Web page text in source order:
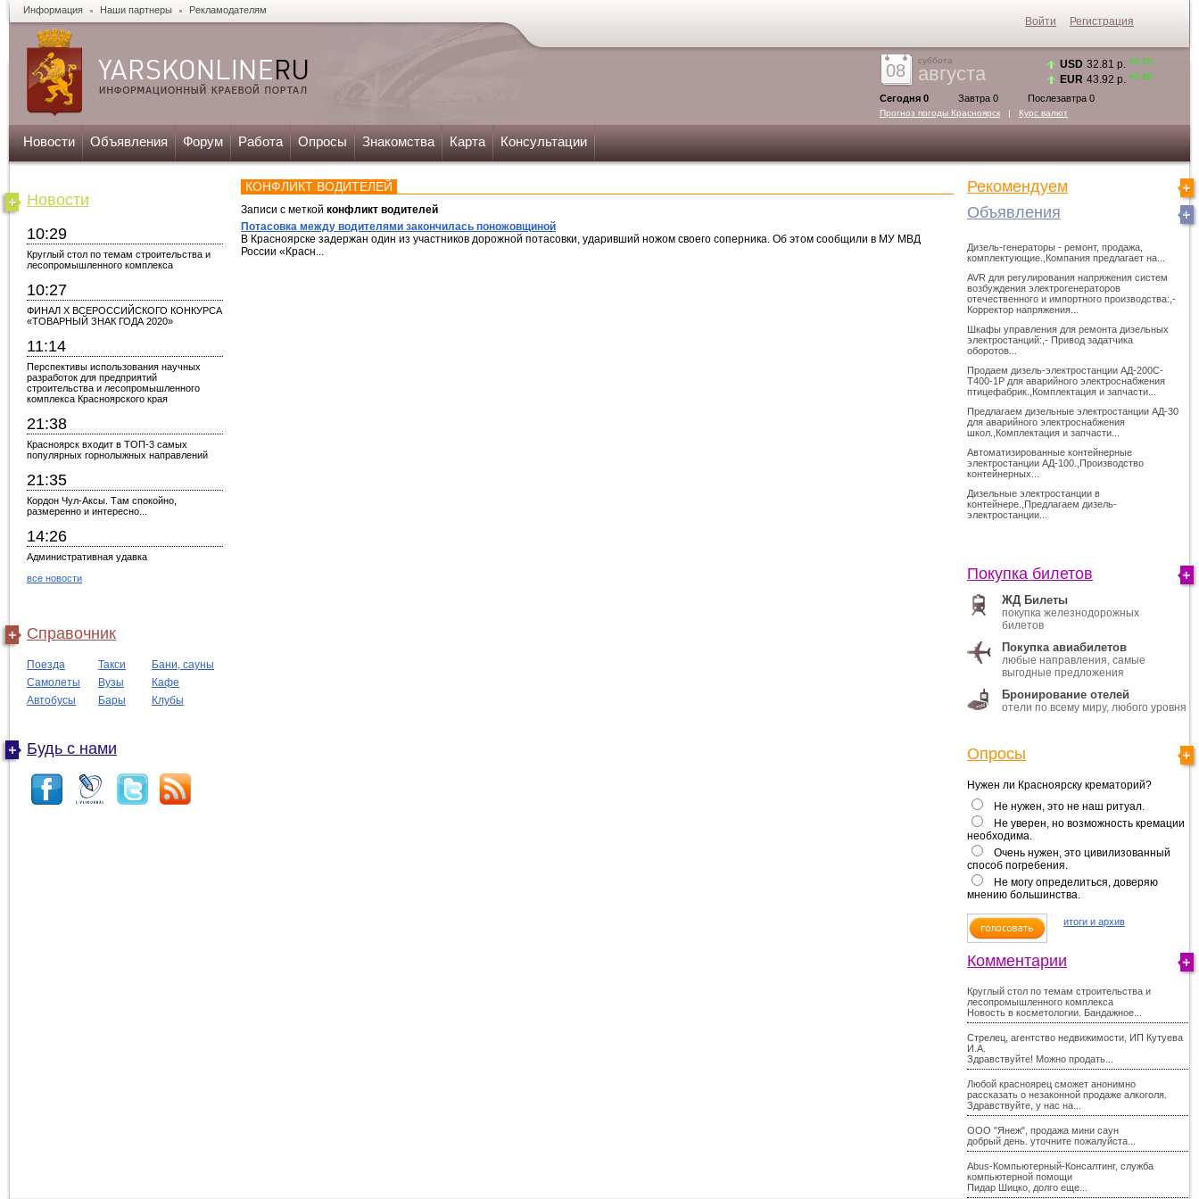
Информация Наши партнеры Рекламодателям
08
суббота
августа
Сегодня 0 Завтра 0 Послезавтра 0
Прогноз погоды Красноярск | Курс валют
USD 32.81 р. +0.15
EUR 43.92 р. +0.26
Новости Объявления Форум Работа Опросы Знакомства Карта Консультации
Новости
10:29
Круглый стол по темам строительства и
лесопромышленного комплекса
10:27
ФИНАЛ X ВСЕРОССИЙСКОГО КОНКУРСА
«ТОВАРНЫЙ ЗНАК ГОДА 2020»
11:14
Перспективы использования научных
разработок для предприятий
строительства и лесопромышленного
комплекса Красноярского края
21:38
Красноярск входит в ТОП-3 самых
популярных горнолыжных направлений
21:35
Кордон Чул-Аксы. Там спокойно,
размеренно и интересно...
14:26
Административная удавка
все новости
Справочник
Поезда Такси
Бани, сауны
Самолеты
Вузы
Кафе
Автобусы
Бары Клубы
Будь с нами
КОНФЛИКТ ВОДИТЕЛЕЙ
Записи с меткой конфликт водителей
Потасовка между водителями закончилась поножовщиной
В Красноярске задержан один из участников дорожной потасовки, ударивший ножом своего соперника. Об этом сообщили в МУ МВД
России «Красн...
Рекомендуем
Объявления
Дизель-генераторы - ремонт, продажа,
комплектующие.,Компания предлагает на...
AVR для регулирования напряжения систем
возбуждения электрогенераторов
отечественного и импортного производства:,-
Корректор напряжения...
Шкафы управления для ремонта дизельных
электростанций:,- Привод задатчика
оборотов...
Продаем дизель-электростанции АД-200С-
Т400-1Р для аварийного электроснабжения
птицефабрик.,Комплектация и запчасти...
Предлагаем дизельные электростанции АД-30
для аварийного электроснабжения
школ.,Комплектация и запчасти...
Автоматизированные контейнерные
электростанции АД-100.,Производство
контейнерных...
Дизельные электростанции в
контейнере.,Предлагаем дизель-
электростанции...
Покупка билетов
ЖД Билеты
покупка железнодорожных
билетов
Покупка авиабилетов
любые направления, самые
выгодные предложения
Бронирование отелей
отели по всему миру, любого уровня
Опросы
Нужен ли Красноярску крематорий?
Не нужен, это не наш ритуал.
Не уверен, но возможность кремации
необходима.
Очень нужен, это цивилизованный
способ погребения.
Не могу определиться, доверяю
мнению большинства.
итоги и архив
Комментарии
Круглый стол по темам строительства и
лесопромышленного комплекса
Новость в косметологии. Бандажное...
Стрелец, агентство недвижимости, ИП Кутуева
И.А.
Здравствуйте! Можно продать...
Любой красноярец сможет анонимно
рассказать о незаконной продаже алкоголя.
Здравствуйте, у нас на...
ООО "Янеж", продажа мини саун
добрый день. уточните пожалуйста...
Abus-Компьютерный-Консалтинг, служба
компьютерной помощи
Пидар Шицко, долго еще...
Войти Регистрация